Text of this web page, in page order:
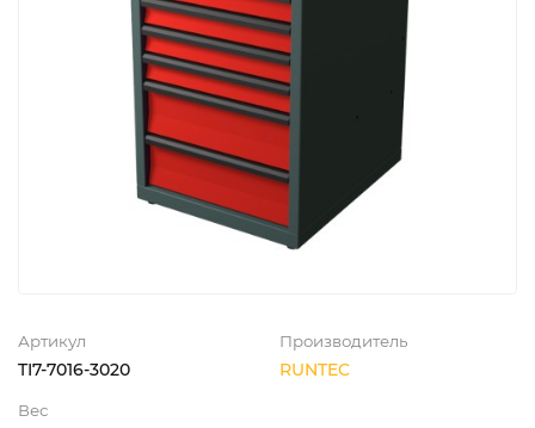
Артикул
TI7-7016-3020
Производитель
RUNTEC
Вес